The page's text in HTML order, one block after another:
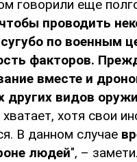
говорили еще
чтобы проводить
по военным
факторов.
вместе и
других видов
хватает, хотя свои
В данном случае
людей", –